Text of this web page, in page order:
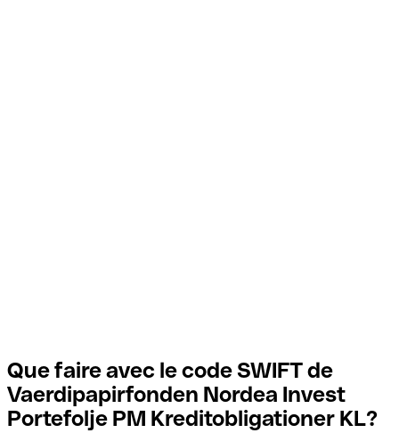
Que faire avec le code SWIFT de
Vaerdipapirfonden Nordea Invest
Portefolje PM Kreditobligationer KL?